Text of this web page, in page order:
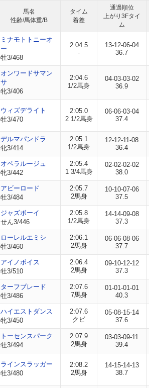
馬名
性齢/馬体重/B
タイム
着差
通過順位
上がり3Fタイ
ム
ミナモトトニーオ
ー
牡3/468
2:04.5
-
13-12-06-04
36.7
オンワードサマン
サ
牝3/406
2:04.6
1/2馬身
04-03-03-02
36.9
ウィズデライト
牡3/470
2:05.0
2 1/2馬身
06-06-03-04
37.4
デルマパンドラ
牝3/414
2:05.1
1/2馬身
12-12-11-08
36.4
オペラルージュ
牝3/442
2:05.4
1 3/4馬身
02-02-02-02
38.0
アビーロード
牡3/484
2:05.7
2馬身
10-10-07-06
37.5
ジャズボーイ
せん3/446
2:05.8
1/2馬身
14-14-09-08
37.3
ローレルエミシ
牡3/460
2:06.1
2馬身
06-06-08-06
37.7
アイノボイス
牡3/510
2:06.4
2馬身
09-10-12-12
37.3
ターフブレード
牡3/486
2:07.6
7馬身
01-01-01-01
40.3
ハイエストダンス
牝3/450
2:07.6
クビ
05-08-15-14
37.6
トーセンスパーク
牡3/494
2:07.9
2馬身
03-03-09-11
39.4
ラインスラッガー
牡3/480
2:08.2
2馬身
14-15-14-13
38.7